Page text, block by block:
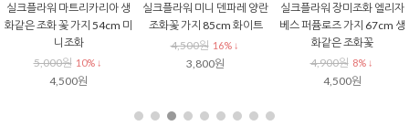
실크플라워 마트리카리아 생
화같은 조화 꽃 가지 54cm 미
니조화
5,000원 10% ↓
4,500원
실크플라워 미니 덴파레 양란
조화꽃 가지 85cm 화이트
4,500원 16% ↓
3,800원
실크플라워 장미조화 엘리자
베스 퍼퓸로즈 가지 67cm 생
화같은 조화꽃
4,900원 8% ↓
4,500원